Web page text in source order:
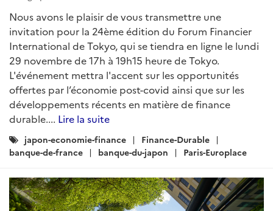
Nous avons le plaisir de vous transmettre une
invitation pour la 24ème édition du Forum Financier
International de Tokyo, qui se tiendra en ligne le lundi
29 novembre de 17h à 19h15 heure de Tokyo.
L'événement mettra l'accent sur les opportunités
offertes par l’économie post-covid ainsi que sur les
développements récents en matière de finance
durable.... Lire la suite
Catégories
:
japon-economie-finance
Finance-Durable
banque-de-france
banque-du-japon Paris-Europlace